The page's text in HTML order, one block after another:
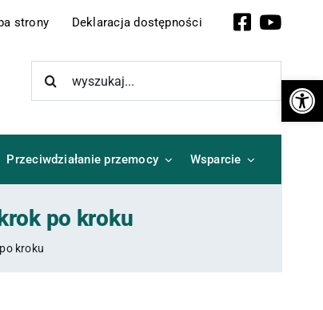
strony Deklaracja dostępności Facebook
Przeciwdziałanie przemocy Wsparcie
po kroku
kroku